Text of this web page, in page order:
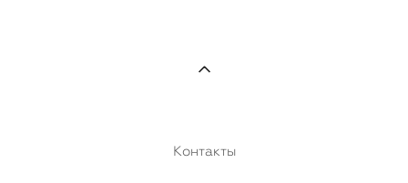
Контакты